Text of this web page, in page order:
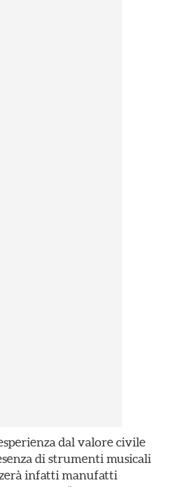
dal valore civile
di strumenti musicali
infatti manufatti